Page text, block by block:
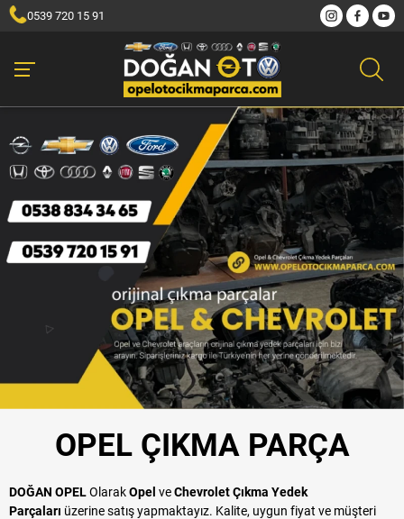
0539 720 15 91
OPEL ÇIKMA PARÇA
DOĞAN OPELOlarakOpel veChevrolet Çıkma Yedek
Parçaları üzerine satış yapmaktayız. Kalite, uygun fiyat ve müşteri